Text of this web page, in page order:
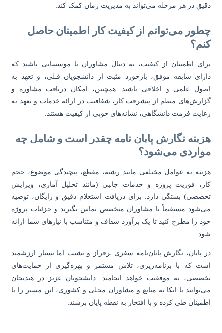
در هر مرحله می‌تواند به مدیریت زمان کمک کند.
می‌توانم از کیفیت کار اطمینان حاصل
اطمینان از کیفیت، به دنبال مشاوران یا موسساتی باشید که
سابقه موفق، بازخورد مثبت از دانشجویان قبلی، و تعهد به
علمی و اخلاقی باشند. همچنین، امکان دریافت مشاوره و
منظم از پیشرفت کار، شفافیت در ارائه خدمات و تعهد به
فرمت دانشگاهی، نشانه‌های خوبی از کیفیت هستند.
نگارش پایان نامه چقدر است و شامل چه
می‌شود؟
به عوامل مختلفی مانند رشته، مقطع، پیچیدگی موضوع، حجم
فوریت پروژه و خدمات جانبی (مانند تحلیل آماری، ویرایش
بستگی دارد. برای دریافت استعلام دقیق و رایگان، توصیه
مستقیماً با مشاوران متخصص تماس بگیرید و جزئیات پروژه
را مطرح کنید تا یک برآورد شفاف و متناسب با نیازهای شما ارائه
پایان، نگارش پایان‌نامه سفری پرفراز و نشیب اما بسیار ارزشمند
که با برنامه‌ریزی، تلاش مستمر و بهره‌گیری از حمایت‌های
به موفقیت خواهد انجامید. دانشجویان عزیز در هندیجان
با اتکا به منابع و مشاوران محلی و کشوری، این مسیر را با
طی کرده و با افتخار به نقطه پایان برسند.